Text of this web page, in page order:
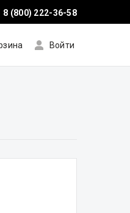
8 (800) 222-36-58
Войти